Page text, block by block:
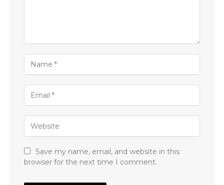
Save my name, email, and website in this
browser for the next time I comment.